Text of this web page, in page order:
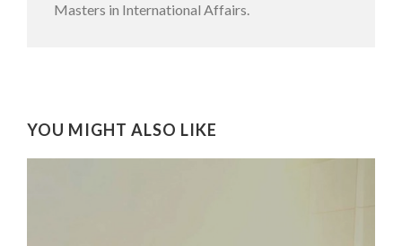
Masters in International Affairs.
YOU MIGHT ALSO LIKE